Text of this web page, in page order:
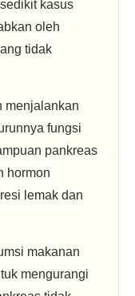
kasus
oleh
tidak
menjalankan
fungsi
pankreas
hormon
lemak dan
makanan
mengurangi